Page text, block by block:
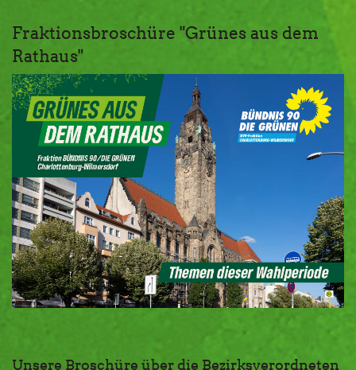
Fraktionsbroschüre "Grünes aus dem
Rathaus"
Unsere Broschüre über die Bezirksverordneten